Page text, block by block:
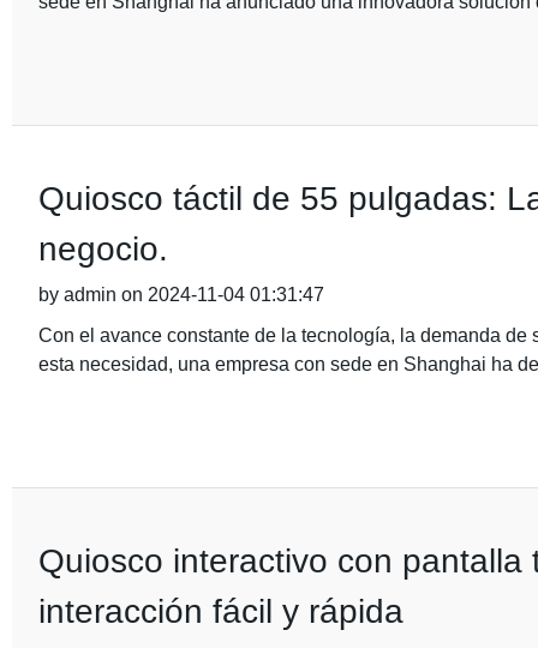
Quiosco táctil de 55 pulgadas:
negocio.
by admin on 2024-11-04 01:31:47
Con el avance constante de la tecnología, la demanda
esta necesidad, una empresa con sede en Shanghai ha
Quiosco interactivo con
interacción fácil y rápida